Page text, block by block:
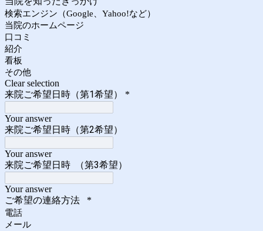
検索エンジン（Google、Yahoo!など）
当院のホームページ
口コミ
紹介
看板
その他
Clear selection
来院ご希望日時（第1希望） *
Your answer
来院ご希望日時（第2希望）
Your answer
来院ご希望日時 （第3希望）
Your answer
ご希望の連絡方法 *
電話
メール